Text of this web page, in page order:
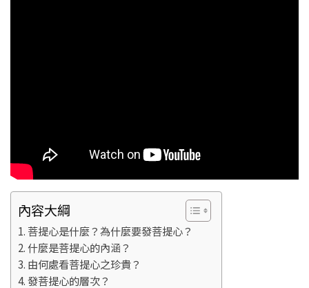
內容大綱
菩提心是什麼？為什麼要發菩提心？
什麼是菩提心的內涵？
由何處看菩提心之珍貴？
發菩提心的層次？